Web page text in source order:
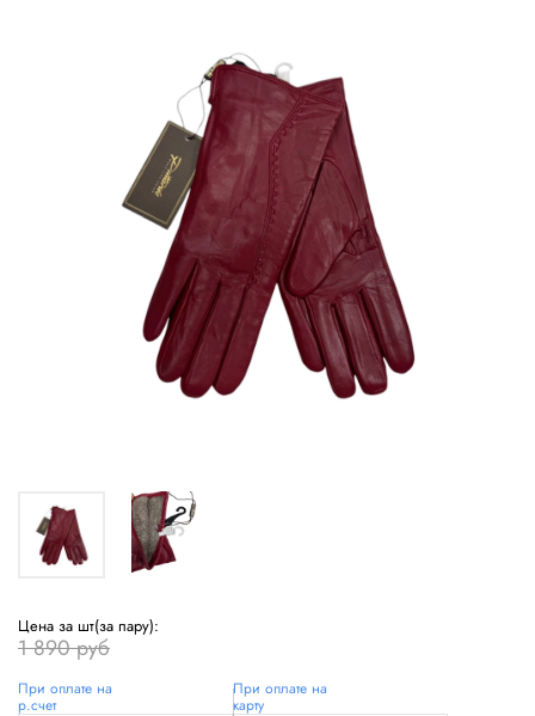
Цена за шт(за пару):
1 890 руб
При оплате на
р.счет
При оплате на
карту